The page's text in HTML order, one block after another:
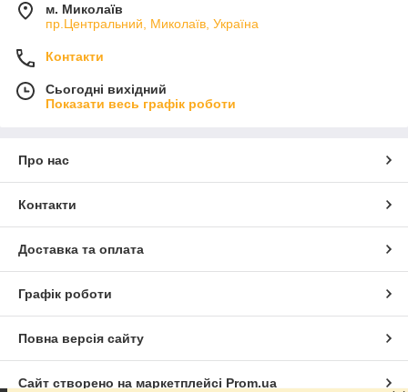
м. Миколаїв
пр.Центральний, Миколаїв, Україна
Контакти
Сьогодні вихідний
Показати весь графік роботи
Про нас
Контакти
Доставка та оплата
Графік роботи
Повна версія сайту
Сайт створено на маркетплейсі Prom.ua